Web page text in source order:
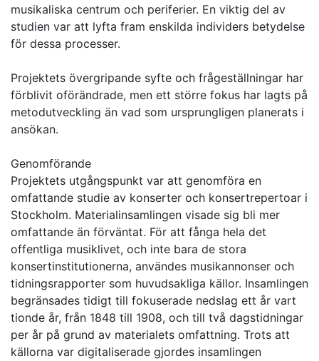
musikaliska centrum och periferier. En viktig del av
studien var att lyfta fram enskilda individers betydelse
för dessa processer.
Projektets övergripande syfte och frågeställningar har
förblivit oförändrade, men ett större fokus har lagts på
metodutveckling än vad som ursprungligen planerats i
ansökan.
Genomförande
Projektets utgångspunkt var att genomföra en
omfattande studie av konserter och konsertrepertoar i
Stockholm. Materialinsamlingen visade sig bli mer
omfattande än förväntat. För att fånga hela det
offentliga musiklivet, och inte bara de stora
konsertinstitutionerna, användes musikannonser och
tidningsrapporter som huvudsakliga källor. Insamlingen
begränsades tidigt till fokuserade nedslag ett år vart
tionde år, från 1848 till 1908, och till två dagstidningar
per år på grund av materialets omfattning. Trots att
källorna var digitaliserade gjordes insamlingen